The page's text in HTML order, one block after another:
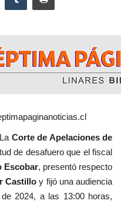
Corte de Apelaciones de
de desafuero que el fiscal
Escobar, presentó respecto
Castillo y fijó una audiencia
2024, a las 13:00 horas,